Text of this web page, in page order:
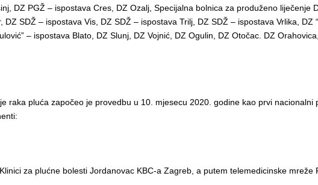
DZ PGŽ – ispostava Cres, DZ Ozalj, Specijalna bolnica za produženo liječenje
SDŽ – ispostava Vis, DZ SDŽ – ispostava Trilj, DZ SDŽ – ispostava Vrlika, DZ
– ispostava Blato, DZ Slunj, DZ Vojnić, DZ Ogulin, DZ Otočac. DZ
raka pluća započeo je provedbu u 10. mjesecu 2020. godine kao prvi
za plućne bolesti Jordanovac KBC-a Zagreb, a putem telemedicinske mreže